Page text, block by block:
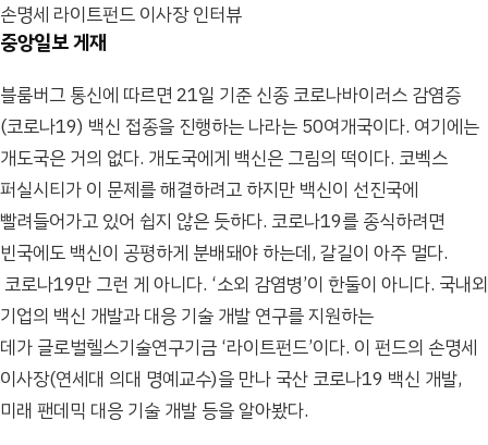
손명세 라이트펀드 이사장 인터뷰
중앙일보 게재
블룸버그 통신에 따르면 21일 기준 신종 코로나바이러스 감염증
(코로나19) 백신 접종을 진행하는 나라는 50여개국이다. 여기에는
개도국은 거의 없다. 개도국에게 백신은 그림의 떡이다. 코벡스
퍼실시티가 이 문제를 해결하려고 하지만 백신이 선진국에
빨려들어가고 있어 쉽지 않은 듯하다. 코로나19를 종식하려면
빈국에도 백신이 공평하게 분배돼야 하는데, 갈길이 아주 멀다.
코로나19만 그런 게 아니다. ‘소외 감염병’이 한둘이 아니다. 국내외
기업의 백신 개발과 대응 기술 개발 연구를 지원하는
데가 글로벌헬스기술연구기금 ‘라이트펀드’이다. 이 펀드의 손명세
이사장(연세대 의대 명예교수)을 만나 국산 코로나19 백신 개발,
미래 팬데믹 대응 기술 개발 등을 알아봤다.